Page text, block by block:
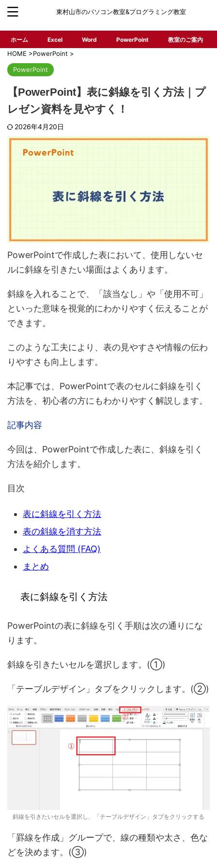
東村山市のパソコン教室&プログラミング教室
ホーム Excel Word PowerPoint 教室のご案内
HOME >PowerPoint >
PowerPoint
【PowerPoint】表に斜線を引く方法｜プ
レゼン資料を見やすく！
2026年4月20日
PowerPointで作成した表において、使用しないセ
ルに斜線を引きたい場面はよくあります。
斜線を入れることで、「該当なし」や「使用不可」
といった意味を視覚的にわかりやすく伝えることが
できます。
このような工夫により、表の見やすさや情報の伝わ
りやすさも向上します。
本記事では、PowerPointで表のセルに斜線を引く
方法を、初心者の方にもわかりやすく解説します。
記事内容
今回は、 PowerPointで作成した表に、斜線を引く
方法を紹介します。
目次
表に斜線を引く方法
表の斜線を消す方法
よくある質問 (FAQ)
まとめ
表に斜線を引く方法
PowerPointの表に斜線を引く手順は次の通りにな
ります。
斜線を引きたいセルを選択します。(①)
「テーブルデザイン」タブをクリックします。(②)
斜線を引きたいセルを選択し、「テーブルデザイン」タブをクリックする
「罫線を作成」グループで、線の種類や太さ、色な
どを決めます。(③)